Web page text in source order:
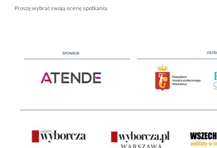
Proszę wybrać swoją ocenę spotkania